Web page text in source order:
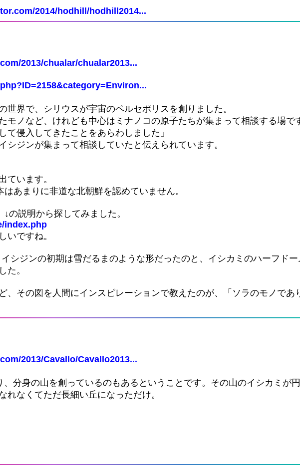
2014/hodhill/hodhill2014...
2013/chualar/chualar2013...
世界で、シリウスが宇宙のペルセポリスを創りました。
モノなど、けれども中心はミナノコの原子たちが集まって相談する場で
て侵入してきたことをあらわしました」
シジンが集まって相談していたと伝えられています。
ています。
あまりに非道な北朝鮮を認めていません。
の説明から探してみました。
index.php
いですね。
シジンの初期は雪だるまのような形だったのと、イシカミのハーフド
た。
、その図を人間にインスピレーションで教えたのが、「ソラのモノであ
2013/Cavallo/Cavallo2013...
、分身の山を創っているのもあるということです。その山のイシカミが
れなくてただ長細い丘になっただけ。